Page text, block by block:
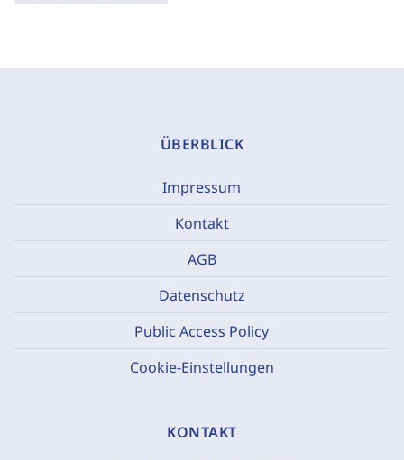
ÜBERBLICK
Impressum
Kontakt
AGB
Datenschutz
Public Access Policy
Cookie-Einstellungen
KONTAKT